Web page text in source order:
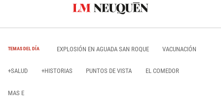
TEMAS DEL DÍA EXPLOSIÓN EN AGUADA SAN ROQUE VACUNACIÓN
+SALUD +HISTORIAS PUNTOS DE VISTA EL COMEDOR
MAS E